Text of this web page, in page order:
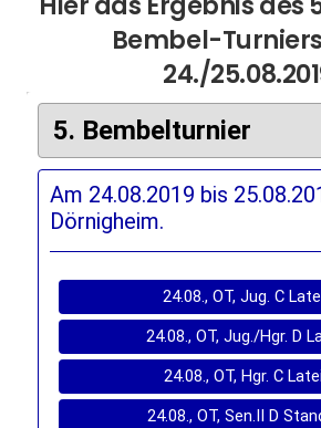
Bembel-
24./